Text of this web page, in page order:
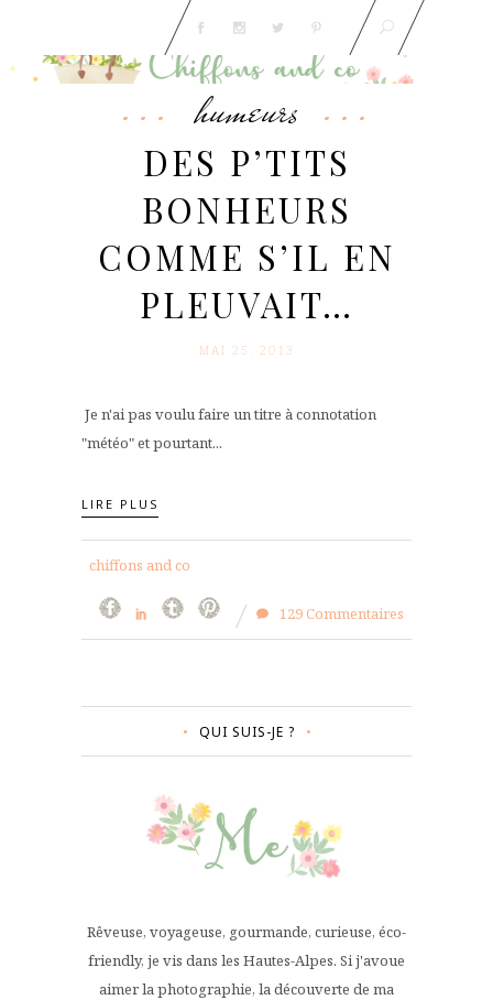
humeurs
DES P’TITS
BONHEURS
COMME S’IL EN
PLEUVAIT…
MAI 25. 2013
Je n'ai pas voulu faire un titre à connotation
"météo" et pourtant...
LIRE PLUS
chiffons and co
129 Commentaires
QUI SUIS-JE ?
Rêveuse, voyageuse, gourmande, curieuse, éco-
friendly, je vis dans les Hautes-Alpes. Si j'avoue
aimer la photographie, la découverte de ma